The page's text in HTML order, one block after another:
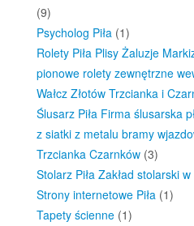
(9)
Psycholog Piła (1)
Rolety Piła Plisy Żaluzje
pionowe rolety zewnętrzne
Wałcz Złotów Trzcianka i
Ślusarz Piła Firma ślusarska
z siatki z metalu bramy
Trzcianka Czarnków (3)
Stolarz Piła Zakład stolarski
Strony internetowe Piła (1)
Tapety ścienne (1)